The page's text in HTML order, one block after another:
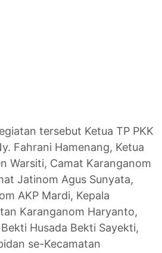
tersebut Ketua TP PKK
Fahrani Hamenang, Ketua
Warsiti, Camat Karanganom
Jatinom Agus Sunyata,
AKP Mardi, Kepala
Karanganom Haryanto,
Husada Bekti Sayekti,
se-Kecamatan